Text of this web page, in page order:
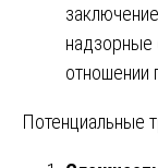
надзорные
отношении
Потенциальные